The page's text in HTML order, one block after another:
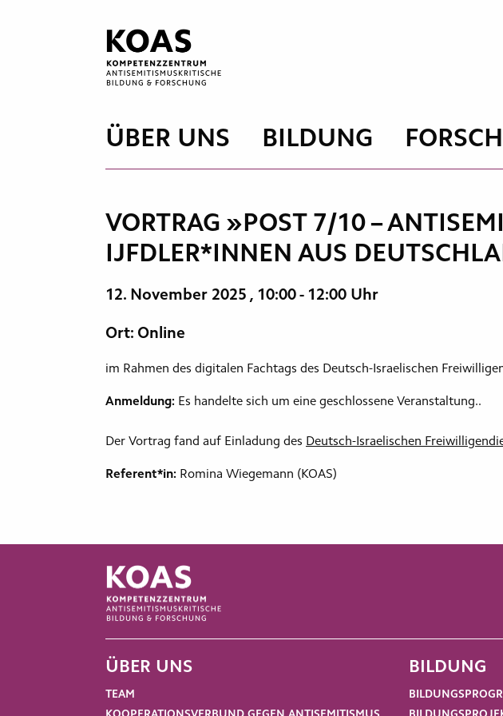
Inhalt
springen
ÜBER UNS BILDUNG
VORTRAG »POST 7/10 –
IJFDLER*INNEN AUS
12. November 2025 , 10:00 - 12:00 Uhr
Ort: Online
im Rahmen des digitalen Fachtags des Deutsch-Israelischen
Anmeldung: Es handelte sich um eine geschlossene Veranstaltung..
Der Vortrag fand auf Einladung des Deutsch-Israelischen
Referent*in: Romina Wiegemann (KOAS)
ÜBER UNS
TEAM
BILDUNG